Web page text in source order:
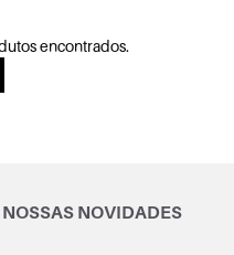
encontrados.
NOVIDADES